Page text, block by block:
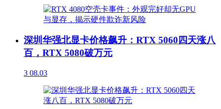
深圳华强北显卡价格飙升：RTX 5060四天涨八
百，RTX 5080破万元
3 08.03